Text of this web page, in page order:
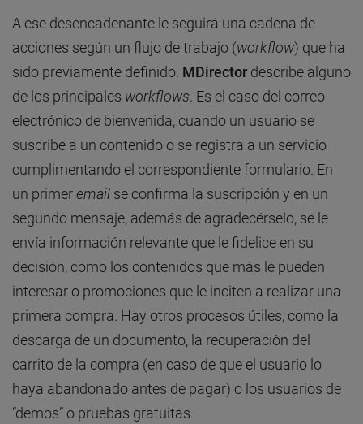
A ese desencadenante le seguirá una cadena de
acciones según un flujo de trabajo (workflow) que ha
sido previamente definido. MDirector describe alguno
de los principales workflows . Es el caso del correo
electrónico de bienvenida, cuando un usuario se
suscribe a un contenido o se registra a un servicio
cumplimentando el correspondiente formulario. En
un primeremail se confirma la suscripción y en un
segundo mensaje, además de agradecérselo, se le
envía información relevante que le fidelice en su
decisión, como los contenidos que más le pueden
interesar o promociones que le inciten a realizar una
primera compra. Hay otros procesos útiles, como la
descarga de un documento, la recuperación del
carrito de la compra (en caso de que el usuario lo
haya abandonado antes de pagar) o los usuarios de
“demos” o pruebas gratuitas.